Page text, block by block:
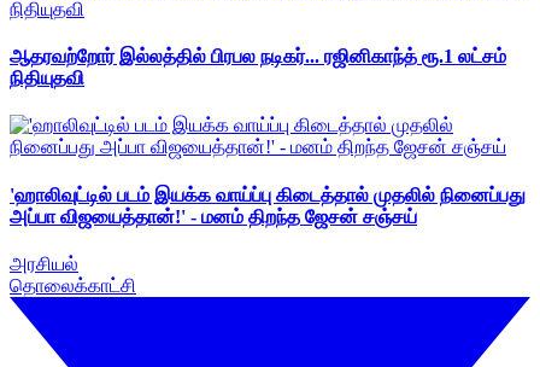
ஆதரவற்றோர் இல்லத்தில் பிரபல நடிகர்... ரஜினிகாந்த் ரூ.1 லட்சம்
நிதியுதவி
'ஹாலிவுட்டில் படம் இயக்க வாய்ப்பு கிடைத்தால் முதலில் நினைப்பது
அப்பா விஜயைத்தான்!' - மனம் திறந்த ஜேசன் சஞ்சய்
அரசியல்
தொலைக்காட்சி